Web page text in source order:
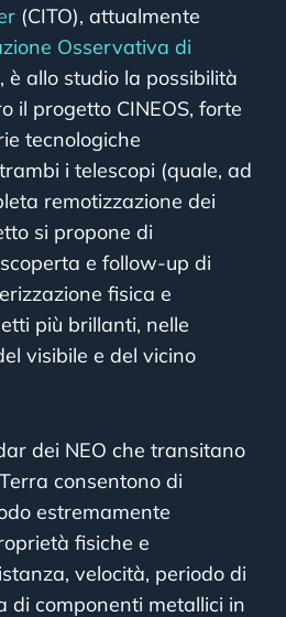
(CITO), attualmente
Osservativa di
, è allo studio la possibilità
il progetto CINEOS, forte
tecnologiche
i telescopi (quale, ad
remotizzazione dei
si propone di
e follow-up di
fisica e
più brillanti, nelle
visibile e del vicino
dei NEO che transitano
consentono di
estremamente
fisiche e
velocità, periodo di
di componenti metallici in